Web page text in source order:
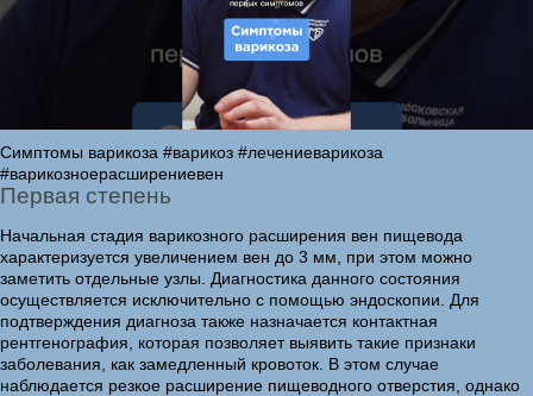
Симптомы варикоза #варикоз #лечениеварикоза
#варикозноерасширениевен
Первая степень
Начальная стадия варикозного расширения вен пищевода
характеризуется увеличением вен до 3 мм, при этом можно
заметить отдельные узлы. Диагностика данного состояния
осуществляется исключительно с помощью эндоскопии. Для
подтверждения диагноза также назначается контактная
рентгенография, которая позволяет выявить такие признаки
заболевания, как замедленный кровоток. В этом случае
наблюдается резкое расширение пищеводного отверстия, однако